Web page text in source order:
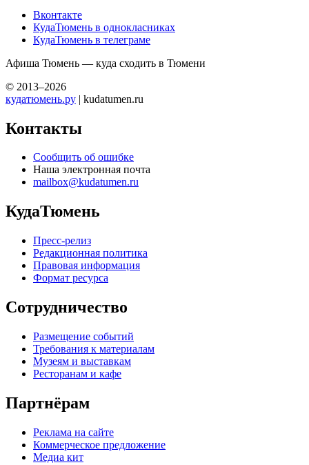
Вконтакте
КудаТюмень в однокласниках
КудаТюмень в телеграме
Афиша Тюмень — куда сходить в Тюмени
© 2013–2026
кудатюмень.ру | kudatumen.ru
Контакты
Сообщить об ошибке
Наша электронная почта
mailbox@kudatumen.ru
КудаТюмень
Пресс-релиз
Редакционная политика
Правовая информация
Формат ресурса
Сотрудничество
Размещение событий
Требования к материалам
Музеям и выставкам
Ресторанам и кафе
Партнёрам
Реклама на сайте
Коммерческое предложение
Медиа кит